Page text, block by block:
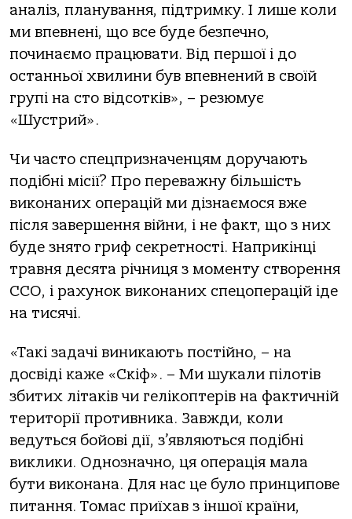
аналіз, планування, підтримку. І лише коли
ми впевнені, що все буде безпечно,
починаємо працювати. Від першої і до
останньої хвилини був впевнений в своїй
групі на сто відсотків», – резюмує
«Шустрий».
Чи часто спецпризначенцям доручають
подібні місії? Про переважну більшість
виконаних операцій ми дізнаємося вже
після завершення війни, і не факт, що з них
буде знято гриф секретності. Наприкінці
травня десята річниця з моменту створення
ССО, і рахунок виконаних спецоперацій іде
на тисячі.
«Такі задачі виникають постійно, – на
досвіді каже «Скіф». – Ми шукали пілотів
збитих літаків чи гелікоптерів на фактичній
території противника. Завжди, коли
ведуться бойові дії, з’являються подібні
виклики. Однозначно, ця операція мала
бути виконана. Для нас це було принципове
питання. Томас приїхав з іншої країни,